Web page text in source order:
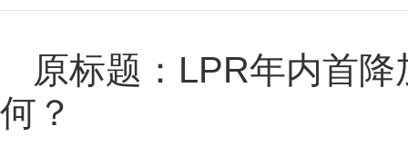
原标题：LPR年内首
何？